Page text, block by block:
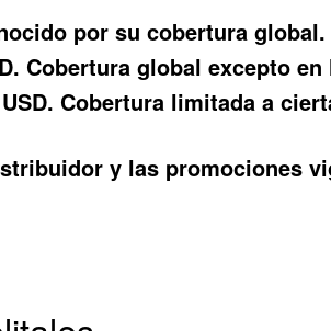
por su cobertura global.
Cobertura global excepto
Cobertura limitada a
y las promociones